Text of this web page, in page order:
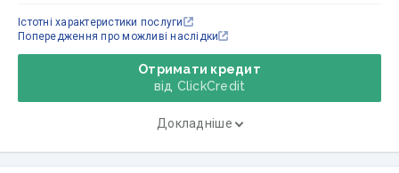
Отримати кредит
від ClickCredit
Докладніше
Істотні характеристики послуги
Попередження про можливі наслідки